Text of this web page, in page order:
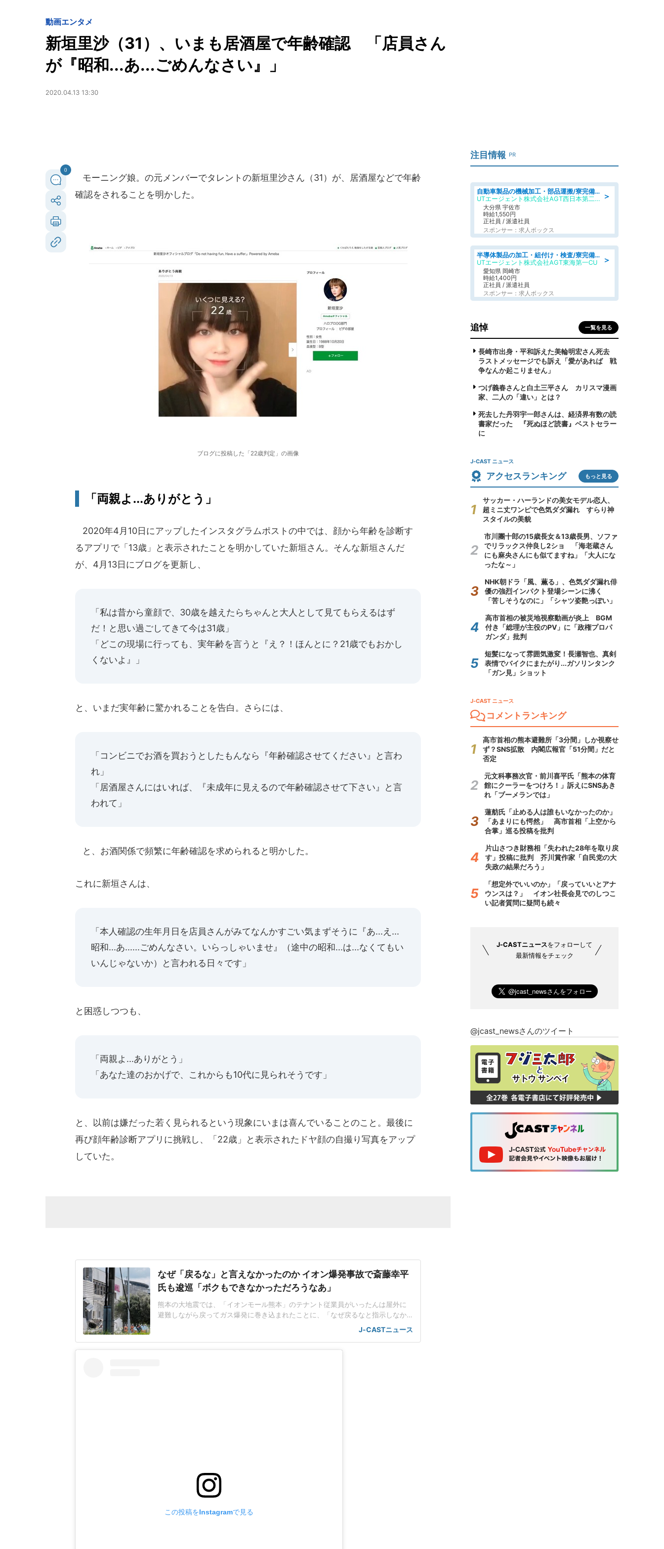
動画エンタメ
新垣里沙（31）、いまも居酒屋で年齢確認 「店員さん
が『昭和...あ...ごめんなさい』」
2020.04.13 13:30
0
モーニング娘。の元メンバーでタレントの新垣里沙さん（31）が、居酒屋などで年齢
確認をされることを明かした。
ブログに投稿した「22歳判定」の画像
「両親よ...ありがとう」
2020年4月10日にアップしたインスタグラムポストの中では、顔から年齢を診断す
るアプリで「13歳」と表示されたことを明かしていた新垣さん。そんな新垣さんだ
が、4月13日にブログを更新し、
「私は昔から童顔で、30歳を越えたらちゃんと大人として見てもらえるはず
だ！と思い過ごしてきて今は31歳」
「どこの現場に行っても、実年齢を言うと『え？！ほんとに？21歳でもおかし
くないよ』」
と、いまだ実年齢に驚かれることを告白。さらには、
「コンビニでお酒を買おうとしたもんなら『年齢確認させてください』と言わ
れ」
「居酒屋さんにはいれば、『未成年に見えるので年齢確認させて下さい』と言
われて」
と、お酒関係で頻繁に年齢確認を求められると明かした。
これに新垣さんは、
「本人確認の生年月日を店員さんがみてなんかすごい気まずそうに『あ...え...
昭和...あ......ごめんなさい。いらっしゃいませ』（途中の昭和...は...なくてもい
いんじゃないか）と言われる日々です」
と困惑しつつも、
「両親よ...ありがとう」
「あなた達のおかげで、これからも10代に見られそうです」
と、以前は嫌だった若く見られるという現象にいまは喜んでいることのこと。最後に
再び顔年齢診断アプリに挑戦し、「22歳」と表示されたドヤ顔の自撮り写真をアップ
していた。
なぜ「戻るな」と言えなかったのか イオン爆発事故で斎藤幸平
氏も逡巡「ボクもできなかっただろうなあ」
熊本の大地震では、「イオンモール熊本」のテナント従業員がいったんは屋外に
避難しながら戻ってガス爆発に巻き込まれたことに、「なぜ戻るなと指示しなか
ったのか」と会社や上司が非難されているが、「ボクもできなかっただろうな
あ」と語ったのは東京大大学院准教授の斎藤幸平さんだ。「結果からしたら、あ
J-CASTニュース
この投稿をInstagramで見る
注目情報 PR
＞
自動車製品の機械加工・部品運搬/寮完備/日払い/工場・製造
UTエージェント株式会社AGT西日本第二CU
大分県 宇佐市
時給1,550円
正社員 / 派遣社員
スポンサー：求人ボックス
＞
半導体製品の加工・組付け・検査/寮完備/日勤/日払い/工場・製造
UTエージェント株式会社AGT東海第一CU
愛知県 岡崎市
時給1,400円
正社員 / 派遣社員
スポンサー：求人ボックス
追悼 一覧を見る
長崎市出身・平和訴えた美輪明宏さん死去
ラストメッセージでも訴え「愛があれば 戦
争なんか起こりません」
つげ義春さんと白土三平さん カリスマ漫画
家、二人の「違い」とは？
死去した丹羽宇一郎さんは、経済界有数の読
書家だった 『死ぬほど読書』ベストセラー
に
J-CAST ニュース
アクセスランキング もっと見る
サッカー・ハーランドの美女モデル恋人、
超ミニ丈ワンピで色気ダダ漏れ すらり神
スタイルの美貌
市川團十郎の15歳長女＆13歳長男、ソファ
でリラックス仲良し2ショ 「海老蔵さん
にも麻央さんにも似てますね」「大人にな
ったな～」
NHK朝ドラ「風、薫る」、色気ダダ漏れ俳
優の強烈インパクト登場シーンに沸く
「苦しそうなのに」「シャツ姿艶っぽい」
高市首相の被災地視察動画が炎上 BGM
付き「総理が主役のPV」に「政権プロパ
ガンダ」批判
短髪になって雰囲気激変！長瀬智也、真剣
表情でバイクにまたがり...ガソリンタンク
「ガン見」ショット
J-CAST ニュース
コメントランキング
高市首相の熊本避難所「3分間」しか視察せ
ず？SNS拡散 内閣広報官「51分間」だと
否定
元文科事務次官・前川喜平氏「熊本の体育
館にクーラーをつけろ！」訴えにSNSあき
れ「ブーメランでは」
蓮舫氏「止める人は誰もいなかったのか」
「あまりにも愕然」 高市首相「上空から
合掌」巡る投稿を批判
片山さつき財務相「失われた28年を取り戻
す」投稿に批判 芥川賞作家「自民党の大
失政の結果だろう」
「想定外でいいのか」「戻っていいとアナ
ウンスは？」 イオン社長会見でのしつこ
い記者質問に疑問も続々
J-CASTニュースをフォローして
最新情報をチェック
@jcast_newsさんのツイート